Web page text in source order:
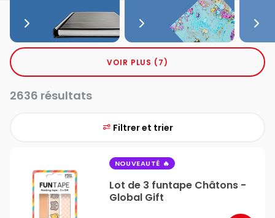
VOIR PLUS (7)
2636 résultats
Filtrer et trier
NOUVEAUTÉ
Lot de 3 funtape Châtons -
Global Gift